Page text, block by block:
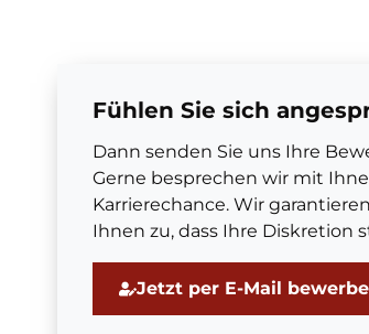
Fühlen Sie sich
Dann senden Sie uns Ihre
Gerne besprechen wir mit
Karrierechance. Wir
Ihnen zu, dass Ihre Diskretion
Jetzt per E-Mail